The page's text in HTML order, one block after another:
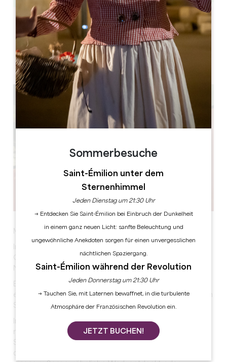
Mach dich bereit, an Bord der Nautilus zu gehen!
Geheimnisse des mythischen Schiffs, triffst Kapitän
Nemo und seine Reisegefährten.
Entdecken Sie gigantische Unterwasserkreaturen,
erkunden Sie berühmte Orte unter Wasser und tauchen
Sie ein in das fantastische Universum von Jules Verne.
In diesem originellen Spiel, das auf einer Karte basiert,
nähert sich der Besucher, liest, denkt nach, tritt einen
Leaflet
Château Pujols
15 Le Bourg
33350 Pujols
Sommerbesuche
Saint-Émilion unter dem
Sternenhimmel
Jeden Dienstag um 21:30 Uhr
→ Entdecken Sie Saint-Émilion bei Einbruch der Dunkelheit
in einem ganz neuen Licht: sanfte Beleuchtung und
ungewöhnliche Anekdoten sorgen für einen unvergesslichen
nächtlichen Spaziergang.
Saint-Émilion während der Revolution
Jeden Donnerstag um 21:30 Uhr
→ Tauchen Sie, mit Laternen bewaffnet, in die turbulente
Atmosphäre der Französischen Revolution ein.
JETZT BUCHEN!